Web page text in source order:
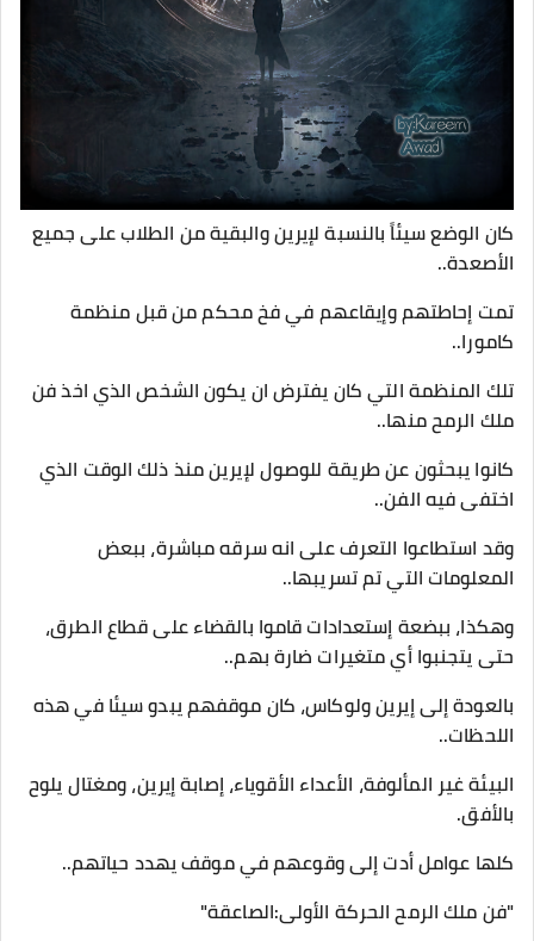
كان الوضع سيئاً بالنسبة لإيرين والبقية من الطلاب على جميع
الأصعدة..
تمت إحاطتهم وإيقاعهم في فخ محكم من قبل منظمة
كامورا..
تلك المنظمة التي كان يفترض ان يكون الشخص الذي اخذ فن
ملك الرمح منها..
كانوا يبحثون عن طريقة للوصول لإيرين منذ ذلك الوقت الذي
اختفى فيه الفن..
وقد استطاعوا التعرف على انه سرقه مباشرة، ببعض
المعلومات التي تم تسريبها..
وهكذا، ببضعة إستعدادات قاموا بالقضاء على قطاع الطرق،
حتى يتجنبوا أي متغيرات ضارة بهم..
بالعودة إلى إيرين ولوكاس، كان موقفهم يبدو سيئا في هذه
اللحظات..
البيئة غير المألوفة، الأعداء الأقوياء، إصابة إيرين، ومغتال يلوح
بالأفق.
كلها عوامل أدت إلى وقوعهم في موقف يهدد حياتهم..
"فن ملك الرمح الحركة الأولى:الصاعقة"